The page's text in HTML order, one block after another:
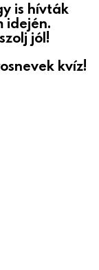
is hívták
idején.
jól!
kvíz!